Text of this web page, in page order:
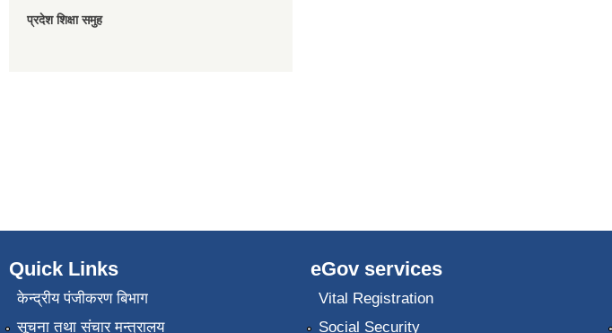
प्रदेश शिक्षा समुह
Quick Links
केन्द्रीय पंजीकरण बिभाग
सूचना तथा संचार मन्त्रालय
eGov services
Vital Registration
Social Security